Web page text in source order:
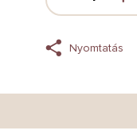
0,0
CSILLAG.
Nyomtatás